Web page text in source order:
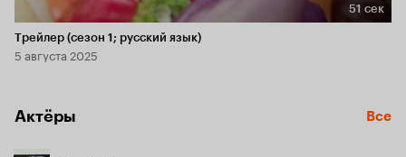
Длительность 51 сек
51 сек
Трейлер (сезон 1; русский язык)
5 августа 2025
Актёры Все